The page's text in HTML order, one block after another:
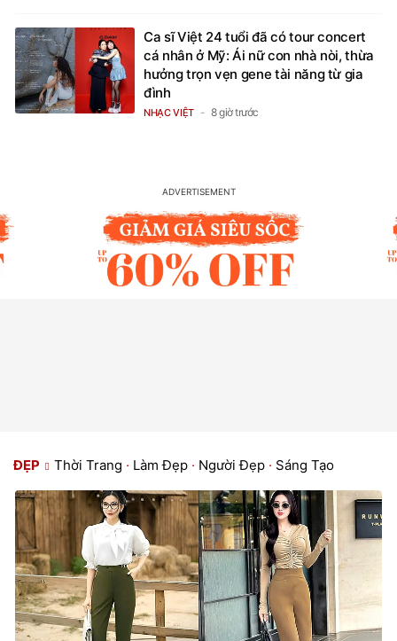
Ca sĩ Việt 24 tuổi đã có tour concert
cá nhân ở Mỹ: Ái nữ con nhà nòi, thừa
hưởng trọn vẹn gene tài năng từ gia
đình
NHẠC VIỆT 8 giờ trước
ĐẸP Thời Trang · Làm Đẹp · Người Đẹp · Sáng Tạo